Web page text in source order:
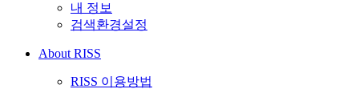
내 정보
검색환경설정
About RISS
RISS 이용방법